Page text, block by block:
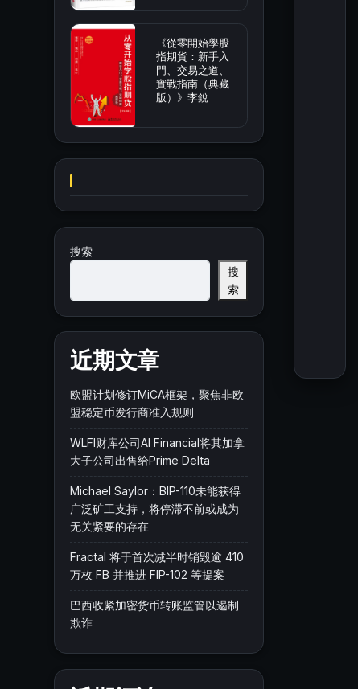
《從零開始學股
指期貨：新手入
門、交易之道、
實戰指南（典藏
版）》李銳
搜索
搜
索
近期文章
欧盟计划修订MiCA框架，聚焦非欧
盟稳定币发行商准入规则
WLFI财库公司AI Financial将其加拿
大子公司出售给Prime Delta
Michael Saylor：BIP-110未能获得
广泛矿工支持，将停滞不前或成为
无关紧要的存在
Fractal 将于首次减半时销毁逾 410
万枚 FB 并推进 FIP-102 等提案
巴西收紧加密货币转账监管以遏制
欺诈